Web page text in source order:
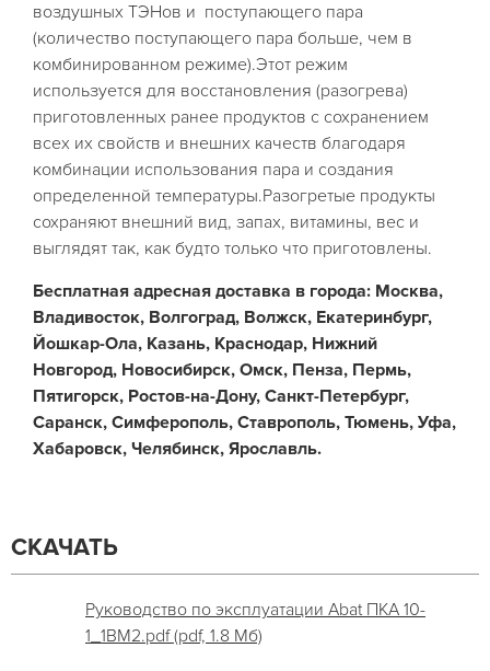
воздушных ТЭНов и поступающего пара
(количество поступающего пара больше, чем в
комбинированном режиме).Этот режим
используется для восстановления (разогрева)
приготовленных ранее продуктов с сохранением
всех их свойств и внешних качеств благодаря
комбинации использования пара и создания
определенной температуры.Разогретые продукты
сохраняют внешний вид, запах, витамины, вес и
выглядят так, как будто только что приготовлены.
Бесплатная адресная доставка в города: Москва,
Владивосток, Волгоград, Волжск, Екатеринбург,
Йошкар-Ола, Казань, Краснодар, Нижний
Новгород, Новосибирск, Омск, Пенза, Пермь,
Пятигорск, Ростов-на-Дону, Санкт-Петербург,
Саранск, Симферополь, Ставрополь, Тюмень, Уфа,
Хабаровск, Челябинск, Ярославль.
СКАЧАТЬ
Руководство по эксплуатации Abat ПКА 10-
1_1ВМ2.pdf (pdf, 1.8 Мб)